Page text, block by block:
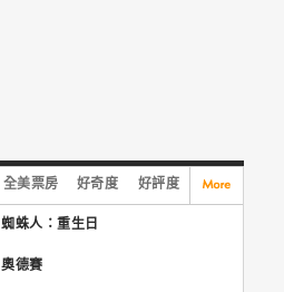
全美票房 好奇度 好評度
蜘蛛人：重生日
奧德賽